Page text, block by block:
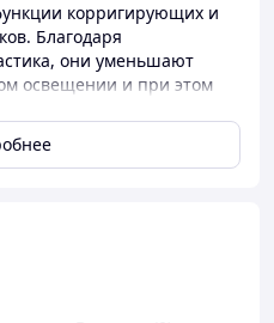
корригирующих и
Благодаря
они уменьшают
освещении и при этом
на улице, во время
при активном образе
удерживает очки на
делает модель
так и для женщин.